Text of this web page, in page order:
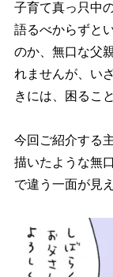
子育て真っ只中
語るべからずと
のか、無口な父
れませんが、い
きには、困るこ
今回ご紹介する
描いたような無
で違う一面が見